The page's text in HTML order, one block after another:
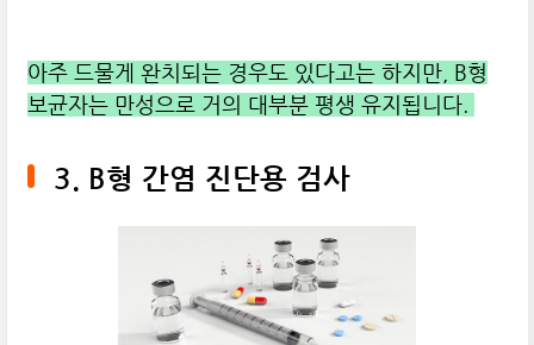
아주 드물게 완치되는 경우도 있다고는 하지만, B형
보균자는 만성으로 거의 대부분 평생 유지됩니다.
3. B형 간염 진단용 검사